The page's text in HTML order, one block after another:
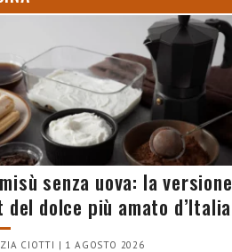
senza uova: la versione
dolce più amato d’Italia
CIOTTI | 1 AGOSTO 2026